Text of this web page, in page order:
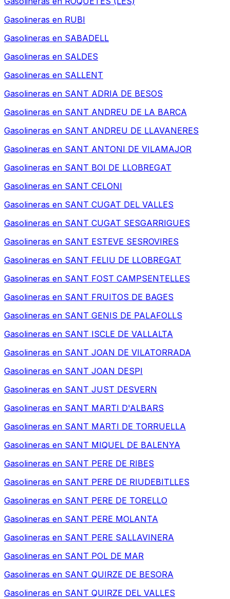
Gasolineras en RUBI
Gasolineras en SABADELL
Gasolineras en SALDES
Gasolineras en SALLENT
Gasolineras en SANT ADRIA DE BESOS
Gasolineras en SANT ANDREU DE LA BARCA
Gasolineras en SANT ANDREU DE LLAVANERES
Gasolineras en SANT ANTONI DE VILAMAJOR
Gasolineras en SANT BOI DE LLOBREGAT
Gasolineras en SANT CELONI
Gasolineras en SANT CUGAT DEL VALLES
Gasolineras en SANT CUGAT SESGARRIGUES
Gasolineras en SANT ESTEVE SESROVIRES
Gasolineras en SANT FELIU DE LLOBREGAT
Gasolineras en SANT FOST CAMPSENTELLES
Gasolineras en SANT FRUITOS DE BAGES
Gasolineras en SANT GENIS DE PALAFOLLS
Gasolineras en SANT ISCLE DE VALLALTA
Gasolineras en SANT JOAN DE VILATORRADA
Gasolineras en SANT JOAN DESPI
Gasolineras en SANT JUST DESVERN
Gasolineras en SANT MARTI D'ALBARS
Gasolineras en SANT MARTI DE TORRUELLA
Gasolineras en SANT MIQUEL DE BALENYA
Gasolineras en SANT PERE DE RIBES
Gasolineras en SANT PERE DE RIUDEBITLLES
Gasolineras en SANT PERE DE TORELLO
Gasolineras en SANT PERE MOLANTA
Gasolineras en SANT PERE SALLAVINERA
Gasolineras en SANT POL DE MAR
Gasolineras en SANT QUIRZE DE BESORA
Gasolineras en SANT QUIRZE DEL VALLES